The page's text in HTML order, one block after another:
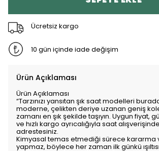
Ücretsiz kargo
10 gün içinde iade değişim
Ürün Açıklaması
Ürün Açıklaması
“Tarzınızı yansıtan şık saat modelleri
moderne, çelikten deriye uzanan geniş
zamanı en şık şekilde taşıyın. Uygun fiyat,
ve hızlı kargo ayrıcalığıyla saat
adrestesiniz.
Kimyasal temas etmediği sürece kararma
yapmaz, böylece her zaman ilk günkü